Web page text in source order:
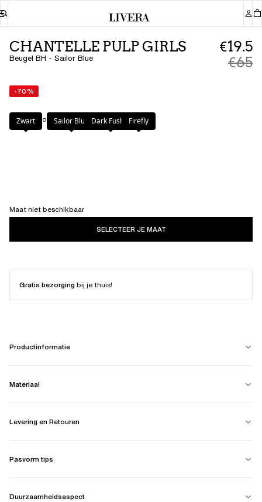
CHANTELLE PULP GIRLS
Beugel BH - Sailor Blue
€19.5
€65
-70%
Kleur: Sailor Blue
Zwart Sailor Blue Dark FushiaFirefly
Maat niet beschikbaar
SELECTEER JE MAAT
Gratis bezorgingbij je thuis!
Productinformatie
Materiaal
Levering en Retouren
Pasvorm tips
Duurzaamheidsaspect